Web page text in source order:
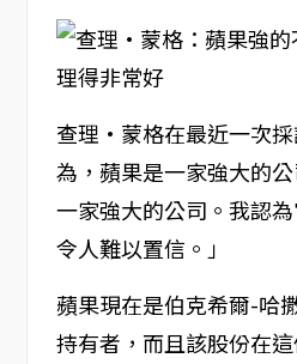
查理·蒙格在最近一次
為，蘋果是一家強大的
一家強大的公司。我認
令人難以置信。」
蘋果現在是伯克希爾-哈
持有者，而且該股份在